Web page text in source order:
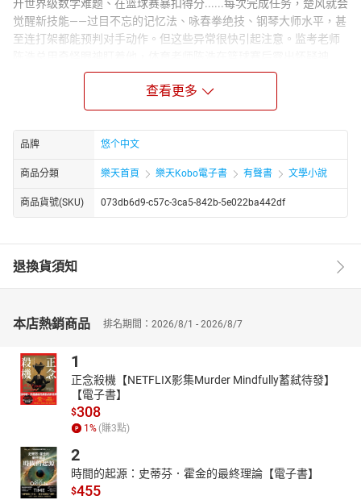
开世界级数学难题、在篮球赛暴扣得分......每次完成任务，楚风就会
觉醒新技能——过目不忘的记忆法、咏春拳绝技、钢琴大师水平，甚
至连打架都能预判对手动作。但这些异常很快引起注意。监考老师
色。更危险的是，校庆晚会上楚风弹奏古曲时，台下有人用望远镜
监视，黑暗中还出现红外线瞄准点。楚风发现自己的生活正被卷入
Narrator Biography：
悠个中文，文字功底扎实醇厚，行文严谨克制，叙事脉络清晰，结
构章法有度，兼具文学性与可读性。其语言凝练精准，质朴中见风
骨，平实中藏张力，不事浮夸雕琢，却能于细微处勾勒人物心境，
于平淡间铺陈时代肌理，展现出极强的文字把控能力与叙事功底。
明、意蕴深远，兼具画面感与感染力，使读者极易沉浸于文本所构
建的叙事世界之中。
查看更多
品牌 悠个中文
商品分類 樂天首頁 樂天Kobo電子書 有聲書 文學小說
商品貨號(SKU) 073db6d9-c57c-3ca5-842b-5e022ba442df
退換貨須知
本店熱銷商品 排名期間：2026/8/1 - 2026/8/7
1
正念殺機【NETFLIX影集Murder Mindfully蓄弒待發】
【電子書】
$308
1 % (賺3點)
2
時間的起源：史蒂芬．霍金的最終理論【電子書】
$455